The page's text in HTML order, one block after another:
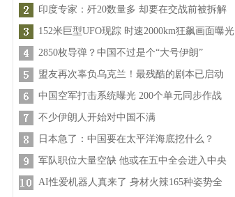
印度专家：歼20数量多 却要在交战前被拆解
152米巨型UFO现踪 时速2000km狂飙画面曝光
2850枚导弹？中国不过是个“大号伊朗”
盟友再次辜负乌克兰！最残酷的剧本已启动
中国空军打击系统曝光 200个单元同步作战
不少伊朗人开始对中国不满
日本急了：中国要在太平洋海底挖什么？
军队职位大量空缺 他或在五中全会进入中央
AI性爱机器人真来了 身材火辣165种姿势全